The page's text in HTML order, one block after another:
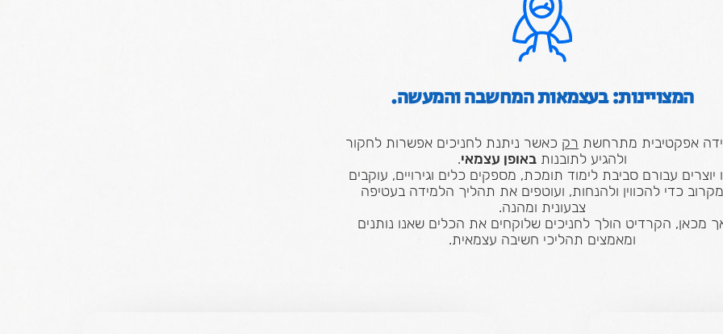
המצויינות: בעצמאות המחשבה והמעשה.
אפקטיבית מתרחשת רק כאשר ניתנת לחניכים אפשרות לחקור
ולהגיע לתובנות באופן עצמאי.
יוצרים עבורם סביבת לימוד תומכת, מספקים כלים וגירויים, עוקבים
מקרוב כדי להכווין ולהנחות, ועוטפים את תהליך הלמידה בעטיפה
צבעונית ומהנה.
מכאן, הקרדיט הולך לחניכים שלוקחים את הכלים שאנו נותנים
ומאמצים תהליכי חשיבה עצמאית.